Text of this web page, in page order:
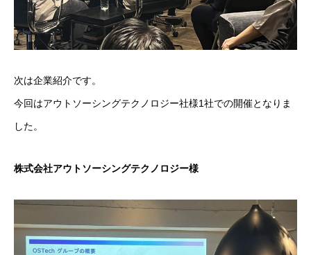
次は企業紹介です。
今回はアウトソーシングテクノロジー社様1社での開催となりま
した。
株式会社アウトソーシングテクノロジー様